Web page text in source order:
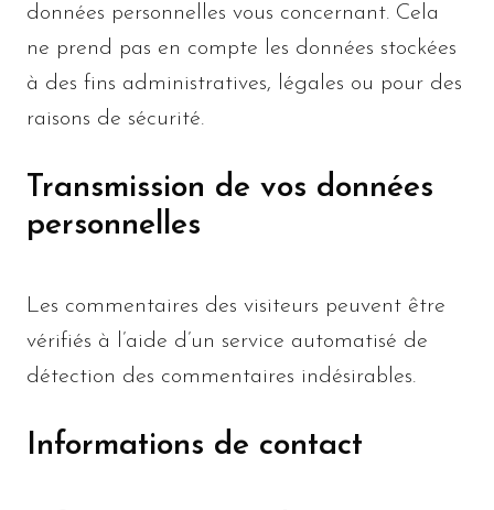
données personnelles vous concernant. Cela
ne prend pas en compte les données stockées
à des fins administratives, légales ou pour des
raisons de sécurité.
Transmission de vos données
personnelles
Les commentaires des visiteurs peuvent être
vérifiés à l’aide d’un service automatisé de
détection des commentaires indésirables.
Informations de contact